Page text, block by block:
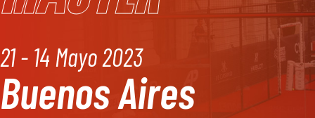
21 - 14 Mayo 2023
Buenos Aires